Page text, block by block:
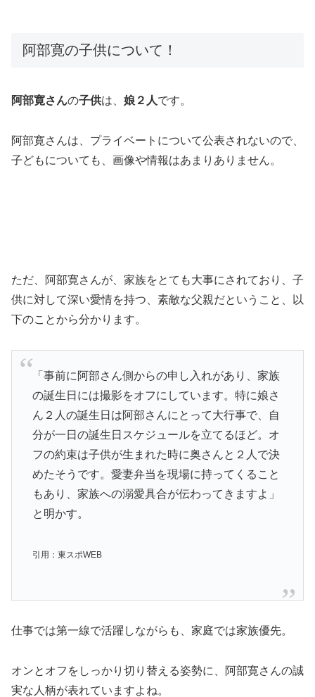
阿部寛の子供について！
阿部寛さんの子供は、 娘２人です。
阿部寛さんは、プライベートについて公表されないので、
子どもについても、画像や情報はあまりありません。
ただ、阿部寛さんが、家族をとても大事にされており、子
供に対して深い愛情を持つ、素敵な父親だということ、以
下のことから分かります。
「事前に阿部さん側からの申し入れがあり、家族
の誕生日には撮影をオフにしています。特に娘さ
ん２人の誕生日は阿部さんにとって大行事で、自
分が一日の誕生日スケジュールを立てるほど。オ
フの約束は子供が生まれた時に奥さんと２人で決
めたそうです。愛妻弁当を現場に持ってくること
もあり、家族への溺愛具合が伝わってきますよ」
と明かす。
引用：東スポWEB
仕事では第一線で活躍しながらも、家庭では家族優先。
オンとオフをしっかり切り替える姿勢に、阿部寛さんの誠
実な人柄が表れていますよね。